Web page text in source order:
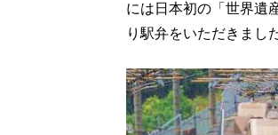
には日本初の「世界遺
り駅弁をいただきまし